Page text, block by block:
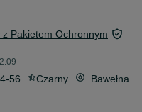
z Pakietem Ochronnym
56 Czarny Bawełna